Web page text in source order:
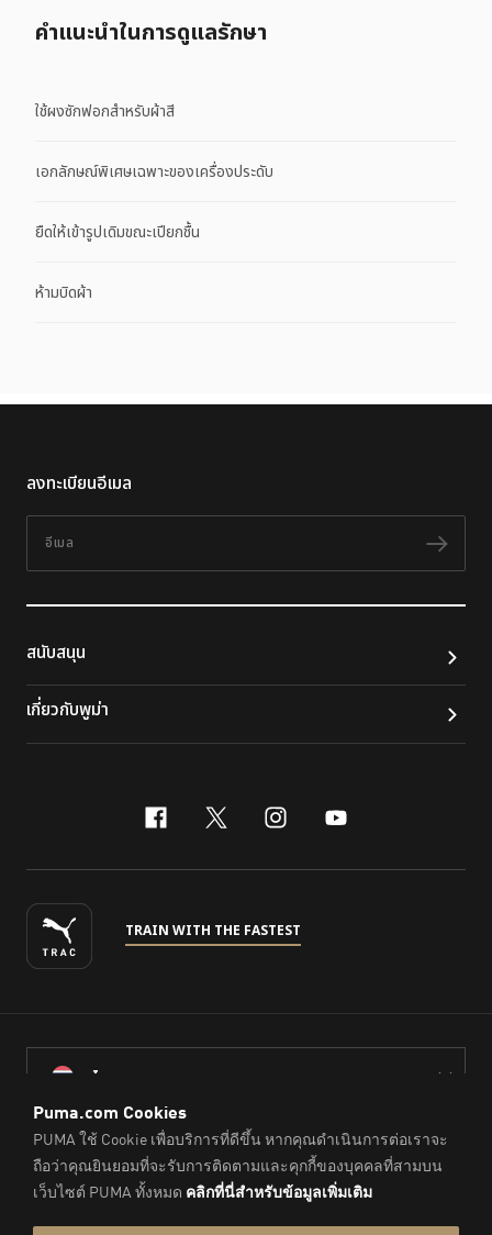
คําแนะนําในการดูแลรักษา
ใช้ผงซักฟอกสำหรับผ้าสี
เอกลักษณ์พิเศษเฉพาะของเครื่องประดับ
ยืดให้เข้ารูปเดิมขณะเปียกชื้น
ห้ามบิดผ้า
ลงทะเบียนอีเมล
ติดต
สนับสนุน
เกี่ยวกับพูม่า
facebook
x-twitter
instagram
youtube
TRAIN WITH THE FASTEST
ไทย
© PUMA Sports (Thailand) Co., Ltd.,2026. All Rights Reserved.
Company Reg. No. 0105564148338